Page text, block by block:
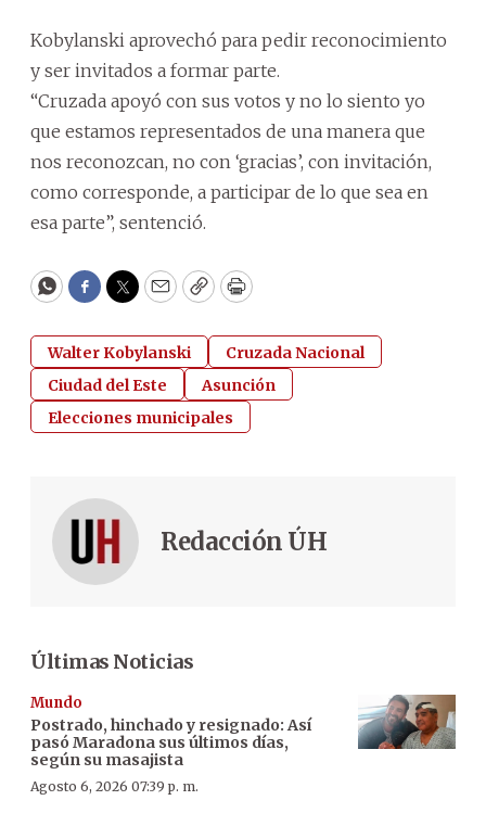
Kobylanski aprovechó para pedir reconocimiento
y ser invitados a formar parte.
“Cruzada apoyó con sus votos y no lo siento yo
que estamos representados de una manera que
nos reconozcan, no con ‘gracias’, con invitación,
como corresponde, a participar de lo que sea en
esa parte”, sentenció.
WhatsApp
Facebook
Twitter
EmailCopyPrint
Walter Kobylanski
Cruzada Nacional
Ciudad del Este
Asunción
Elecciones municipales
Redacción ÚH
Últimas Noticias
Mundo
Postrado, hinchado y resignado: Así
pasó Maradona sus últimos días,
según su masajista
Agosto 6, 2026 07:39 p. m.